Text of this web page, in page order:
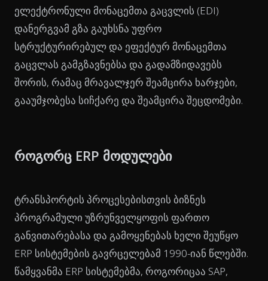
ელექტრონული მონაცემთა გაცვლის (EDI)
დანერგვამ გზა გაუხსნა უფრო
სტრუქტურირებულ და ეფექტურ მონაცემთა
გაცვლას გამგზავნებსა და გადამზიდავებს
შორის, რამაც მრავალჯერ შეამცირა ხარჯები,
გააუმჯობესა სიჩქარე და შეამცირა შეცდომები.
როგორც ERP მოდულები
ტრანსპორტის პროცესებისთვის ბიზნეს
პროგრამული უზრუნველყოფის ფართო
განვითარებასა და გამოყენებას ხელი შეუწყო
ERP სისტემების გავრცელებამ 1990-იან წლებში.
წამყვანმა ERP სისტემებმა, როგორიცაა SAP,